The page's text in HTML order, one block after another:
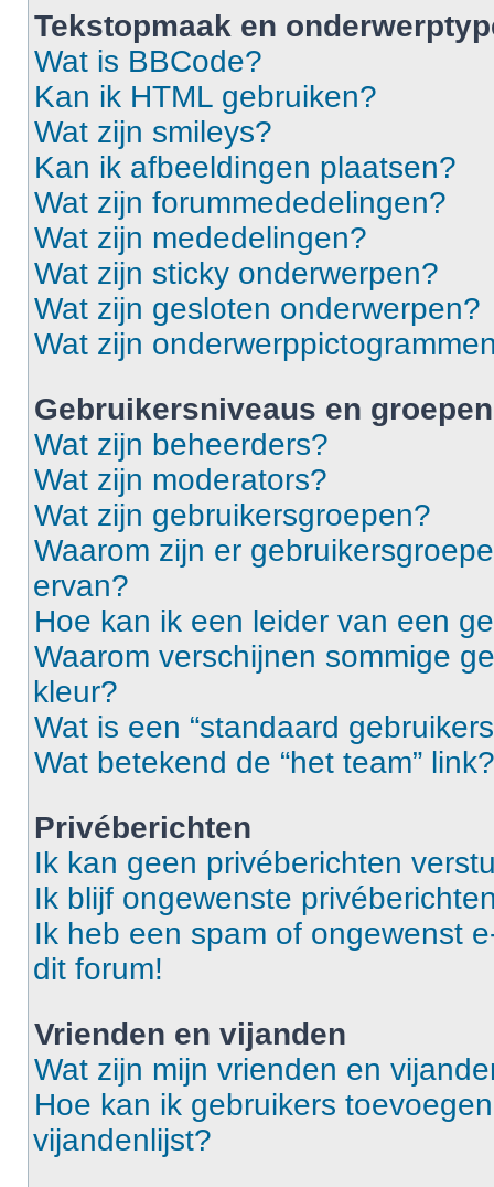
Tekstopmaak en
Wat is BBCode?
Kan ik HTML gebruiken?
Wat zijn smileys?
Kan ik afbeeldingen plaatsen?
Wat zijn forummededelingen?
Wat zijn mededelingen?
Wat zijn sticky onderwerpen?
Wat zijn gesloten onderwerpen?
Wat zijn
Gebruikersniveaus en groepen
Wat zijn beheerders?
Wat zijn moderators?
Wat zijn gebruikersgroepen?
Waarom zijn er
ervan?
Hoe kan ik een leider van een
Waarom verschijnen sommige
kleur?
Wat is een “standaard
Wat betekend de “het team” link?
Privéberichten
Ik kan geen privéberichten
Ik blijf ongewenste
Ik heb een spam of ongewenst
dit forum!
Vrienden en vijanden
Wat zijn mijn vrienden en
Hoe kan ik gebruikers
vijandenlijst?